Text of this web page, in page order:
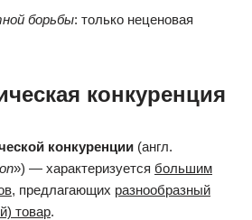
борьбы: только неценовая
конкуренция
конкуренции (англ.
») — характеризуется большим
, предлагающих разнообразный
товар.